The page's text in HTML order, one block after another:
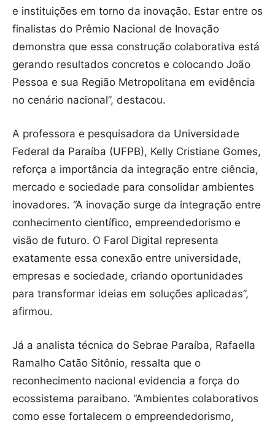
e instituições em torno da inovação. Estar entre os
finalistas do Prêmio Nacional de Inovação
demonstra que essa construção colaborativa está
gerando resultados concretos e colocando João
Pessoa e sua Região Metropolitana em evidência
no cenário nacional”, destacou.
A professora e pesquisadora da Universidade
Federal da Paraíba (UFPB), Kelly Cristiane Gomes,
reforça a importância da integração entre ciência,
mercado e sociedade para consolidar ambientes
inovadores. “A inovação surge da integração entre
conhecimento científico, empreendedorismo e
visão de futuro. O Farol Digital representa
exatamente essa conexão entre universidade,
empresas e sociedade, criando oportunidades
para transformar ideias em soluções aplicadas”,
afirmou.
Já a analista técnica do Sebrae Paraíba, Rafaella
Ramalho Catão Sitônio, ressalta que o
reconhecimento nacional evidencia a força do
ecossistema paraibano. “Ambientes colaborativos
como esse fortalecem o empreendedorismo,